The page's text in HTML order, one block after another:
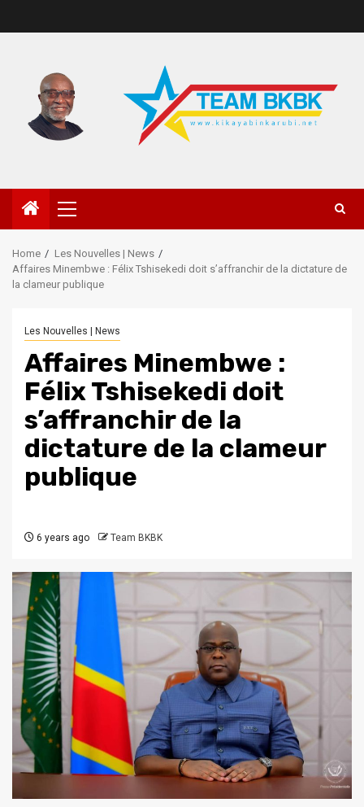
Home
Les Nouvelles | News
Affaires Minembwe : Félix Tshisekedi doit s’affranchir de la dictature de
la clameur publique
Les Nouvelles | News
Affaires Minembwe :
Félix Tshisekedi doit
s’affranchir de la
dictature de la clameur
publique
6 years ago Team BKBK